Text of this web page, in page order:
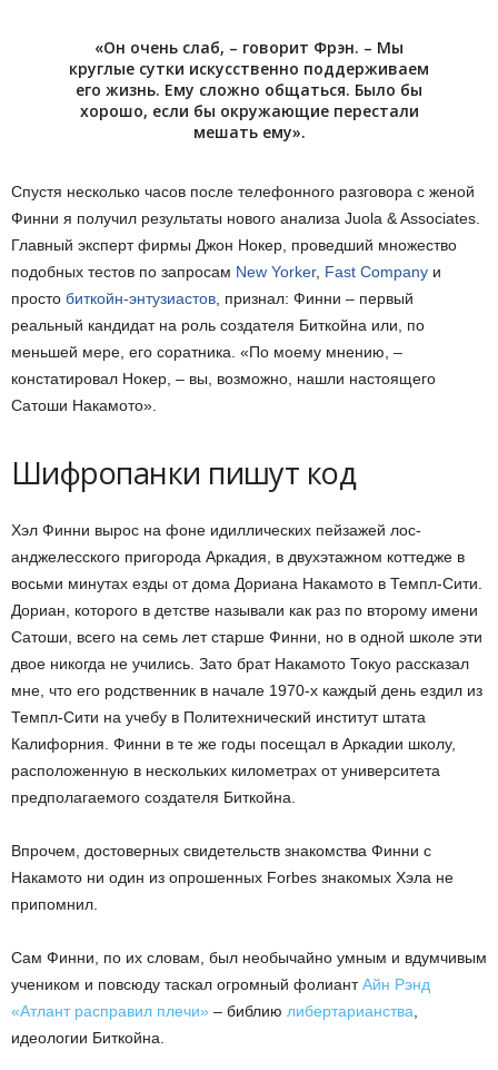
«Он очень слаб, – говорит Фрэн. – Мы
круглые сутки искусственно поддерживаем
его жизнь. Ему сложно общаться. Было бы
хорошо, если бы окружающие перестали
мешать ему».
Спустя несколько часов после телефонного разговора с женой
Финни я получил результаты нового анализа Juola & Associates.
Главный эксперт фирмы Джон Нокер, проведший множество
подобных тестов по запросам New Yorker, Fast Company и
просто биткойн-энтузиастов, признал: Финни – первый
реальный кандидат на роль создателя Биткойна или, по
меньшей мере, его соратника. «По моему мнению, –
констатировал Нокер, – вы, возможно, нашли настоящего
Сатоши Накамото».
Шифропанки пишут код
Хэл Финни вырос на фоне идиллических пейзажей лос-
анджелесского пригорода Аркадия, в двухэтажном коттедже в
восьми минутах езды от дома Дориана Накамото в Темпл-Сити.
Дориан, которого в детстве называли как раз по второму имени
Сатоши, всего на семь лет старше Финни, но в одной школе эти
двое никогда не учились. Зато брат Накамото Токуо рассказал
мне, что его родственник в начале 1970-х каждый день ездил из
Темпл-Сити на учебу в Политехнический институт штата
Калифорния. Финни в те же годы посещал в Аркадии школу,
расположенную в нескольких километрах от университета
предполагаемого создателя Биткойна.
Впрочем, достоверных свидетельств знакомства Финни с
Накамото ни один из опрошенных Forbes знакомых Хэла не
припомнил.
Сам Финни, по их словам, был необычайно умным и вдумчивым
учеником и повсюду таскал огромный фолиантАйн Рэнд
«Атлант расправил плечи» – библию либертарианства,
идеологии Биткойна.